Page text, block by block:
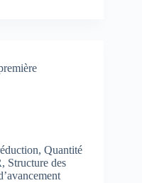
, Quantité
, Structure des